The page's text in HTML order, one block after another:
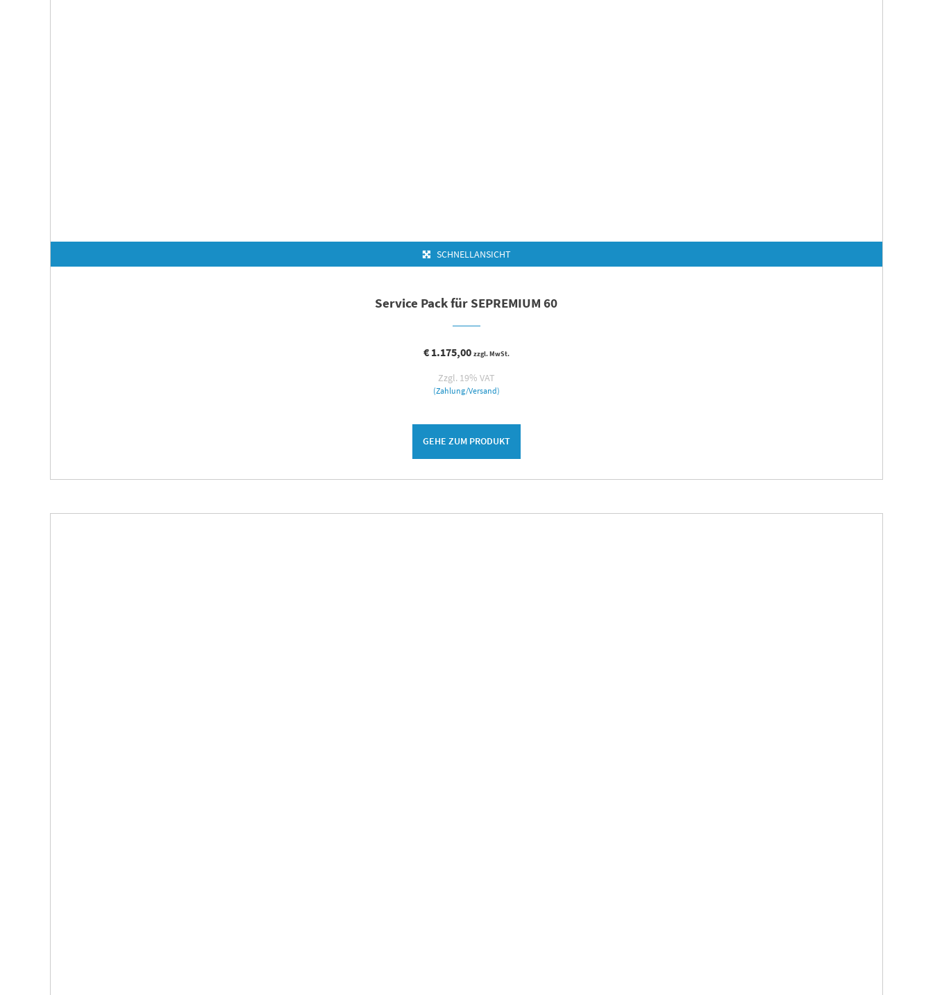
SCHNELLANSICHT
Service Pack für SEPREMIUM 60
€1.175,00 zzgl. MwSt.
Zzgl. 19% VAT
(Zahlung/Versand)
GEHE ZUM PRODUKT